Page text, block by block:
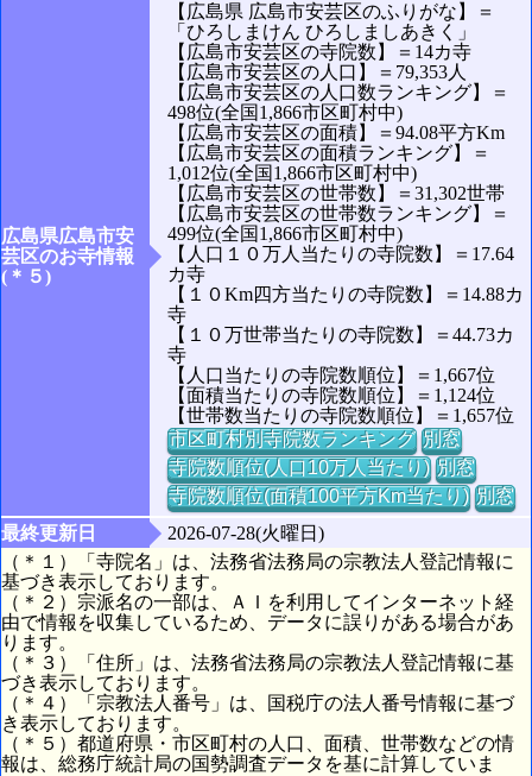
広島県広島市安
芸区のお寺情報
(＊５)
【広島県 広島市安芸区のふりがな】＝
「ひろしまけん ひろしましあきく」
【広島市安芸区の寺院数】＝14カ寺
【広島市安芸区の人口】＝79,353人
【広島市安芸区の人口数ランキング】＝
498位(全国1,866市区町村中)
【広島市安芸区の面積】＝94.08平方Km
【広島市安芸区の面積ランキング】＝
1,012位(全国1,866市区町村中)
【広島市安芸区の世帯数】＝31,302世帯
【広島市安芸区の世帯数ランキング】＝
499位(全国1,866市区町村中)
【人口１０万人当たりの寺院数】＝17.64
カ寺
【１０Km四方当たりの寺院数】＝14.88カ
寺
【１０万世帯当たりの寺院数】＝44.73カ
寺
【人口当たりの寺院数順位】＝1,667位
【面積当たりの寺院数順位】＝1,124位
【世帯数当たりの寺院数順位】＝1,657位
市区町村別寺院数ランキング 別窓
寺院数順位(人口10万人当たり) 別窓
寺院数順位(面積100平方Km当たり) 別窓
最終更新日
2026-07-28(火曜日)
（＊１）「寺院名」は、法務省法務局の宗教法人登記情報に
基づき表示しております。
（＊２）宗派名の一部は、ＡＩを利用してインターネット経
由で情報を収集しているため、データに誤りがある場合があ
ります。
（＊３）「住所」は、法務省法務局の宗教法人登記情報に基
づき表示しております。
（＊４）「宗教法人番号」は、国税庁の法人番号情報に基づ
き表示しております。
（＊５）都道府県・市区町村の人口、面積、世帯数などの情
報は、総務庁統計局の国勢調査データを基に計算していま